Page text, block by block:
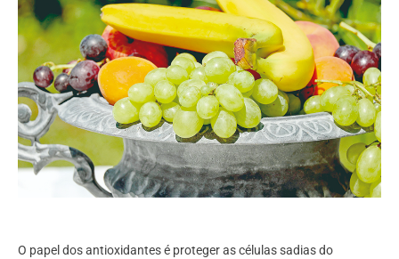
O papel dos antioxidantes é proteger as células sadias do